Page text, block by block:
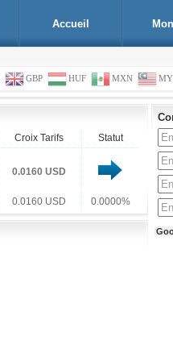
Accueil
GBP HUF MXN
Croix Tarifs Statut
0.0160 USD
0.0160 USD 0.0000%